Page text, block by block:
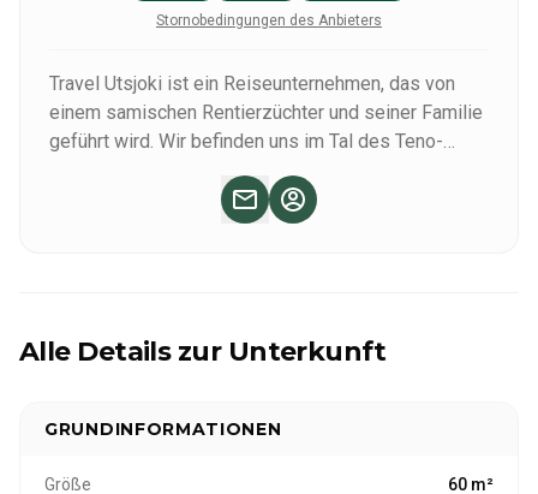
Stornobedingungen des Anbieters
Travel Utsjoki ist ein Reiseunternehmen, das von
einem samischen Rentierzüchter und seiner Familie
geführt wird. Wir befinden uns im Tal des Teno-
Lapplands. Wir bieten ganzjährig Touren, Aktivitäten,
Führungen, Transfers und maßgeschneiderte
Alle Details zur Unterkunft
GRUNDINFORMATIONEN
Größe 60 m²